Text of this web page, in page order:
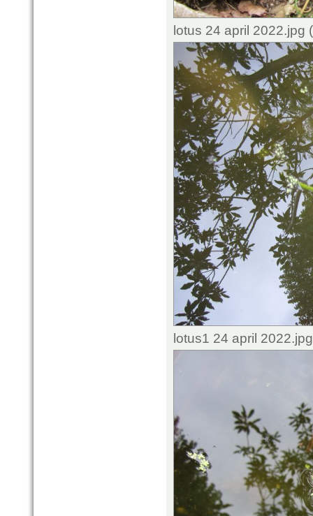
lotus 24 april 2022.jpg
lotus1 24 april